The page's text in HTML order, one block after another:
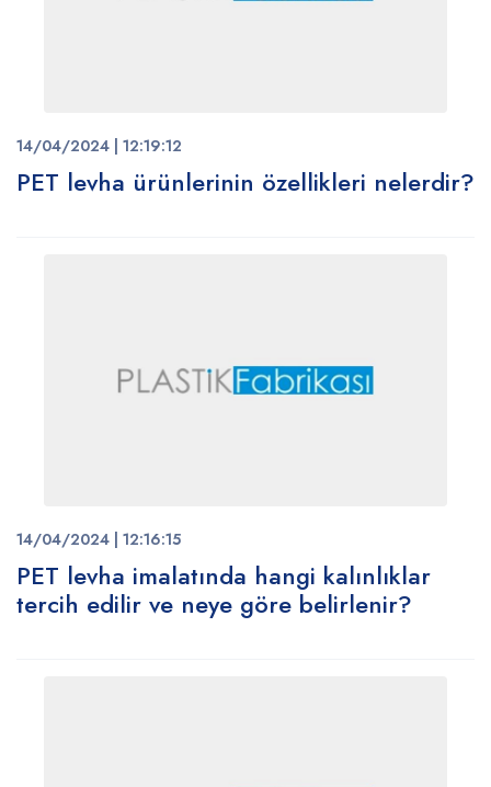
14/04/2024 | 12:19:12
PET levha ürünlerinin özellikleri nelerdir?
14/04/2024 | 12:16:15
PET levha imalatında hangi kalınlıklar
tercih edilir ve neye göre belirlenir?